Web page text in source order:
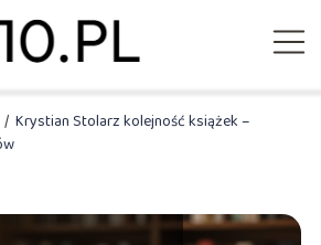
/ Krystian Stolarz kolejność książek –